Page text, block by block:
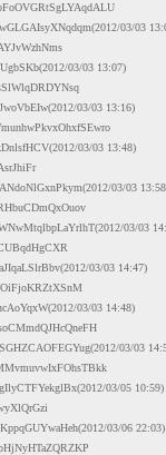
03/03
03/03 13:07)
03/03 13:16)
03/03 13:48)
03/03
03/03
03/03 14:47)
03/03 14:48)
03/03
03/05 10:59)
03/06 22:03)